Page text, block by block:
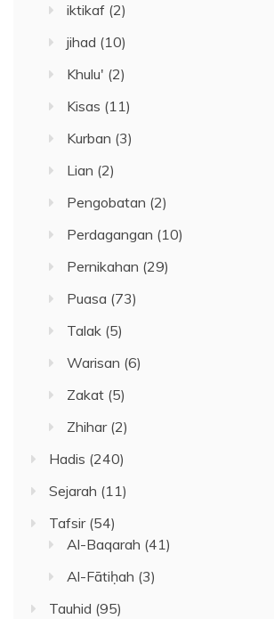
iktikaf (2)
jihad (10)
Khulu' (2)
Kisas (11)
Kurban (3)
Lian (2)
Pengobatan (2)
Perdagangan (10)
Pernikahan (29)
Puasa (73)
Talak (5)
Warisan (6)
Zakat (5)
Zhihar(2)
Hadis (240)
Sejarah (11)
Tafsir(54)
Al-Baqarah (41)
Al-Fātiḥah (3)
Tauhid (95)